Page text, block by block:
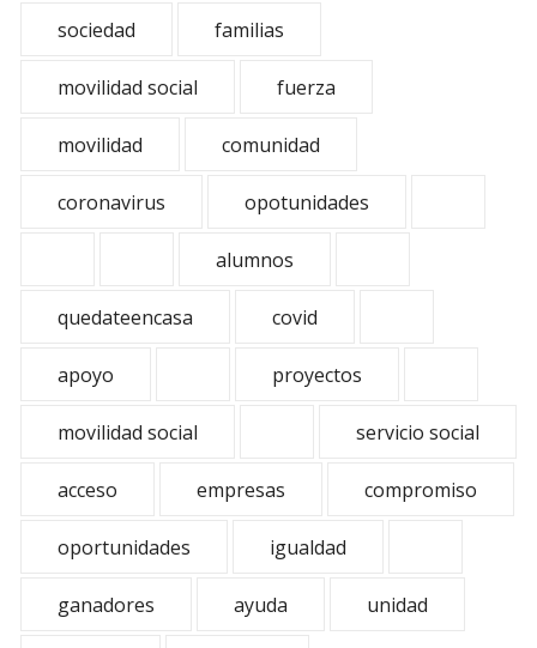
sociedad familias
movilidad social fuerza
movilidad comunidad
coronavirus opotunidades
alumnos
quedateencasa covid
apoyo proyectos
movilidad social servicio social
acceso empresas compromiso
oportunidades igualdad
ganadores ayuda unidad